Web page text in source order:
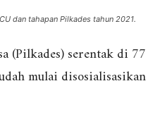
dan tahapan Pilkades tahun 2021.
(Pilkades) serentak di 77
mulai